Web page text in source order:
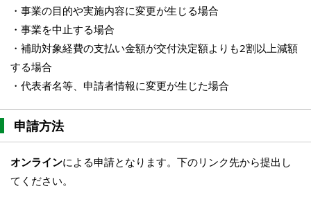
・事業の目的や実施内容に変更が生じる場合
・事業を中止する場合
・補助対象経費の支払い金額が交付決定額よりも2割以上減額
する場合
・代表者名等、申請者情報に変更が生じた場合
申請方法
オンラインによる申請となります。下のリンク先から提出し
てください。